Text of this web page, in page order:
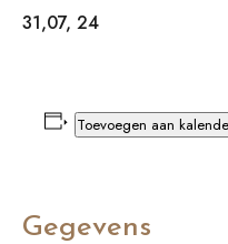
31,07, 24
Toevoegen aan
Gegevens